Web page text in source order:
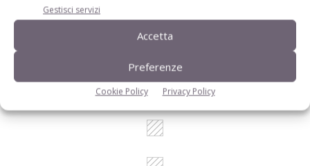
Gestisci servizi
Accetta
Preferenze
Cookie Policy Privacy Policy
L'Esperto risponde
I consigli di Terra e Vita agli agricoltori
Cerca adesso